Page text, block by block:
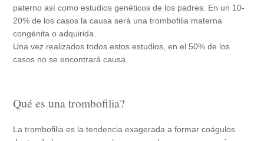
paterno así como estudios genéticos de los padres. En un 10-
20% de los casos la causa será una trombofilia materna
congénita o adquirida.
Una vez realizados todos estos estudios, en el 50% de los
casos no se encontrará causa.
Qué es una trombofilia?
La trombofilia es la tendencia exagerada a formar coágulos